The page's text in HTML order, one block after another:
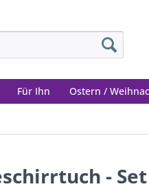
Für Ihn Ostern /
-